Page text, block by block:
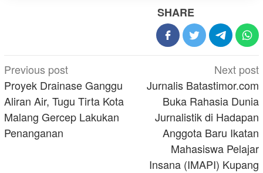
SHARE
Post
navigation
Previous post
Proyek Drainase Ganggu
Aliran Air, Tugu Tirta Kota
Malang Gercep Lakukan
Penanganan
Next post
Jurnalis Batastimor.com
Buka Rahasia Dunia
Jurnalistik di Hadapan
Anggota Baru Ikatan
Mahasiswa Pelajar
Insana (IMAPI) Kupang